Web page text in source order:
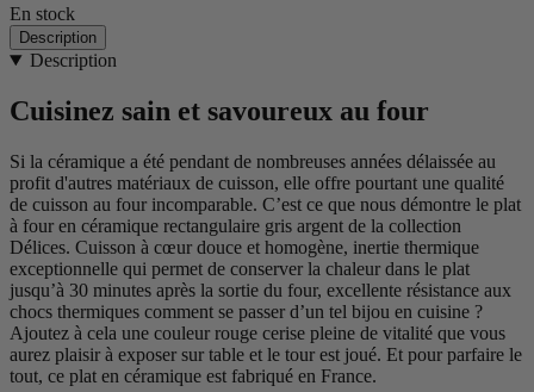
En stock
Description
Description
Cuisinez sain et savoureux au four
Si la céramique a été pendant de nombreuses années délaissée au
profit d'autres matériaux de cuisson, elle offre pourtant une qualité
de cuisson au four incomparable. C’est ce que nous démontre le plat
à four en céramique rectangulaire gris argent de la collection
Délices. Cuisson à cœur douce et homogène, inertie thermique
exceptionnelle qui permet de conserver la chaleur dans le plat
jusqu’à 30 minutes après la sortie du four, excellente résistance aux
chocs thermiques comment se passer d’un tel bijou en cuisine ?
Ajoutez à cela une couleur rouge cerise pleine de vitalité que vous
aurez plaisir à exposer sur table et le tour est joué. Et pour parfaire le
tout, ce plat en céramique est fabriqué en France.